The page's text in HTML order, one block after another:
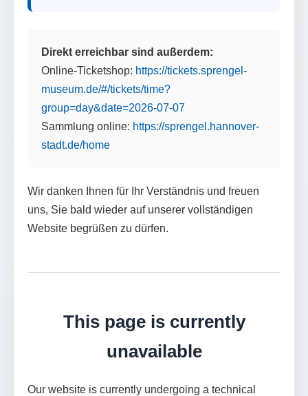
Direkt erreichbar sind außerdem:
Online-Ticketshop: https://tickets.sprengel-
museum.de/#/tickets/time?
group=day&date=2026-07-07
Sammlung online: https://sprengel.hannover-
stadt.de/home
Wir danken Ihnen für Ihr Verständnis und freuen
uns, Sie bald wieder auf unserer vollständigen
Website begrüßen zu dürfen.
This page is currently
unavailable
Our website is currently undergoing a technical